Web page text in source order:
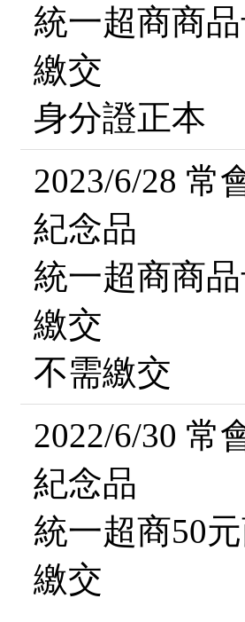
統一超商商
繳交
身分證正本
2023/6/28 常
紀念品
統一超商商
繳交
不需繳交
2022/6/30 常
紀念品
統一超商50
繳交